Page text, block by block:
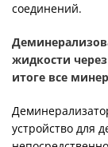
соединений.
жидкости
итоге все
устройство для